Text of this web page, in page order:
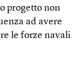
progetto non
ad avere
le forze navali